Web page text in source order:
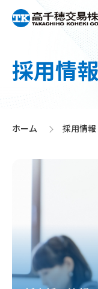
採用情報
ホーム >
採用情報